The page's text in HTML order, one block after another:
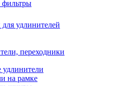
фильтры
удлинителей
переходники
на рамке